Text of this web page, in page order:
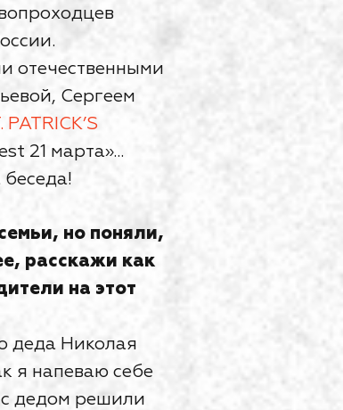
отечественными
Сергеем
PATRICK’S
21 марта»...
но поняли,
расскажи как
на этот
деда Николая
я напеваю себе
с дедом решили